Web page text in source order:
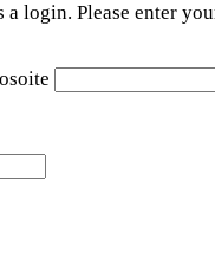
login. Please enter